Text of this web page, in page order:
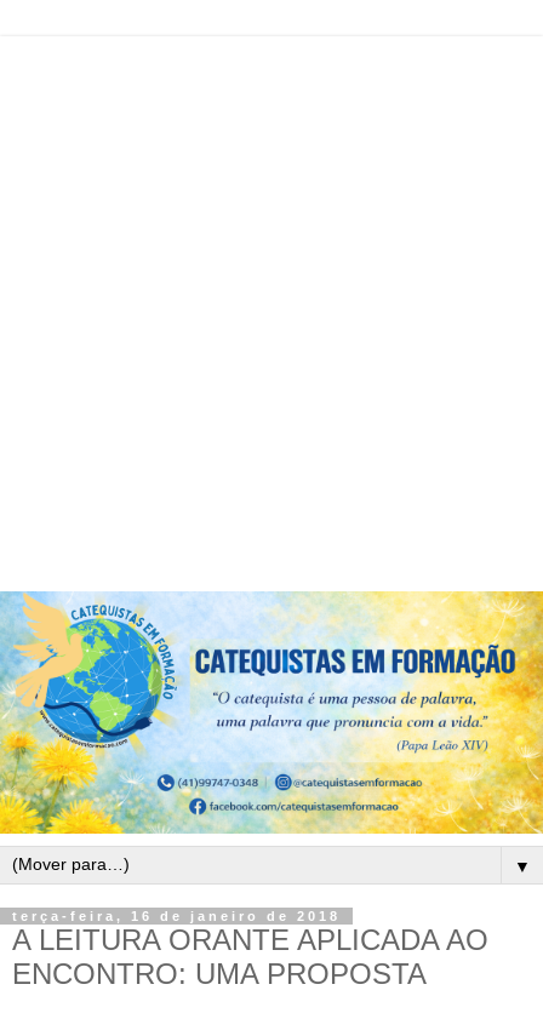
▼
terça-feira, 16 de janeiro de 2018
A LEITURA ORANTE APLICADA AO
ENCONTRO: UMA PROPOSTA